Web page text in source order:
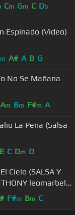
Cm Gm C Db
Espinado (Video)
m A# A B G
No Se Mañana
Am Bm F#m A
La Pena (Salsa
E C Dm D
Cielo (SALSA Y
leomarbel
F#m Bm C